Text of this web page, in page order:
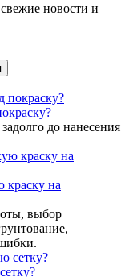
новости и
до нанесения
краску на
выбор